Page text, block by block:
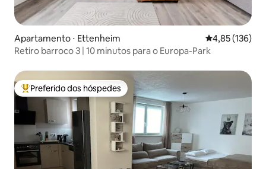
Apartamento ⋅ Ettenheim 4,85 de uma
4,85 (136)
Retiro barroco 3 | 10 minutos para o Europa-Park
Entre os melhores preferidos dos hóspedes
Preferido dos hóspedes